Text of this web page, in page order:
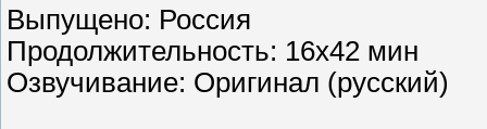
Выпущено: Россия
Продолжительность: 16х42 мин
Озвучивание: Оригинал (русский)